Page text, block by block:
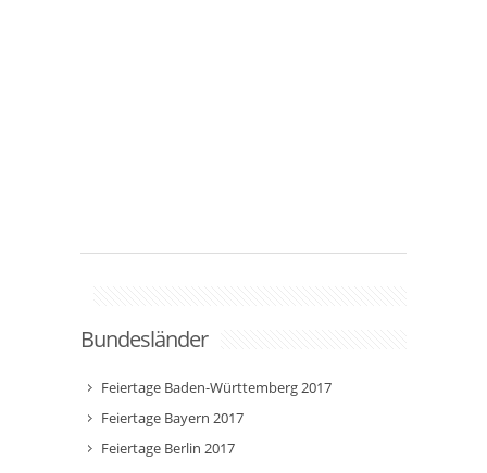
Bundesländer
Feiertage Baden-Württemberg 2017
Feiertage Bayern 2017
Feiertage Berlin 2017